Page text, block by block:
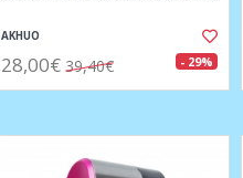
AKHUO
28,00€ 39,40€ - 29%